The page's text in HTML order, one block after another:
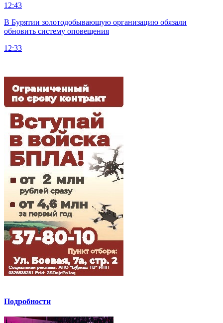
12:43
В Бурятии золотодобывающую организацию обязали
обновить систему оповещения
12:33
Подробности